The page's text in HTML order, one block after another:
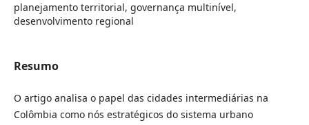
planejamento territorial, governança multinível,
desenvolvimento regional
Resumo
O artigo analisa o papel das cidades intermediárias na
Colômbia como nós estratégicos do sistema urbano